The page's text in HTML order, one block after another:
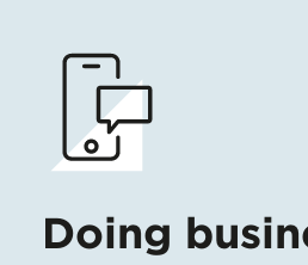
Doing